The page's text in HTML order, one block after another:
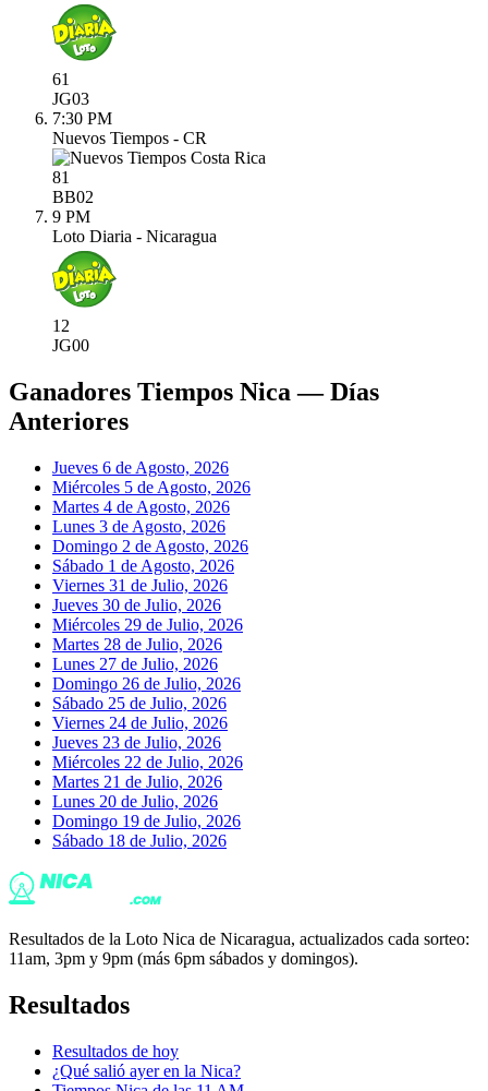
61
JG03
7:30 PM
Nuevos Tiempos - CR
81
BB02
9 PM
Loto Diaria - Nicaragua
12
JG00
Ganadores Tiempos Nica — Días
Anteriores
Jueves 6 de Agosto, 2026
Miércoles 5 de Agosto, 2026
Martes 4 de Agosto, 2026
Lunes 3 de Agosto, 2026
Domingo 2 de Agosto, 2026
Sábado 1 de Agosto, 2026
Viernes 31 de Julio, 2026
Jueves 30 de Julio, 2026
Miércoles 29 de Julio, 2026
Martes 28 de Julio, 2026
Lunes 27 de Julio, 2026
Domingo 26 de Julio, 2026
Sábado 25 de Julio, 2026
Viernes 24 de Julio, 2026
Jueves 23 de Julio, 2026
Miércoles 22 de Julio, 2026
Martes 21 de Julio, 2026
Lunes 20 de Julio, 2026
Domingo 19 de Julio, 2026
Sábado 18 de Julio, 2026
Resultados de la Loto Nica de Nicaragua, actualizados cada sorteo:
11am, 3pm y 9pm (más 6pm sábados y domingos).
Resultados
Resultados de hoy
¿Qué salió ayer en la Nica?